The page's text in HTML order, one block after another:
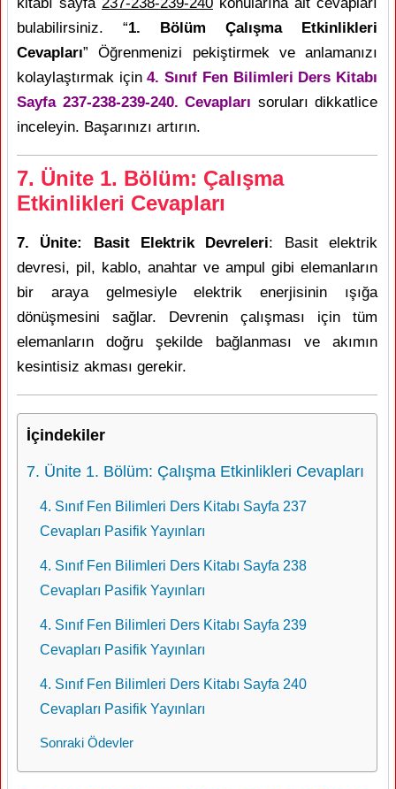
bulabilirsiniz. “1. Bölüm Çalışma Etkinlikleri
Cevapları” Öğrenmenizi pekiştirmek ve anlamanızı
kolaylaştırmak için4. Sınıf Fen Bilimleri Ders Kitabı
Sayfa 237-238-239-240. Cevapları soruları dikkatlice
inceleyin. Başarınızı artırın.
7. Ünite 1. Bölüm: Çalışma
Etkinlikleri Cevapları
7. Ünite: Basit Elektrik Devreleri: Basit elektrik
devresi, pil, kablo, anahtar ve ampul gibi elemanların
bir araya gelmesiyle elektrik enerjisinin ışığa
dönüşmesini sağlar. Devrenin çalışması için tüm
elemanların doğru şekilde bağlanması ve akımın
kesintisiz akması gerekir.
İçindekiler
7. Ünite 1. Bölüm: Çalışma Etkinlikleri Cevapları
4. Sınıf Fen Bilimleri Ders Kitabı Sayfa 237
Cevapları Pasifik Yayınları
4. Sınıf Fen Bilimleri Ders Kitabı Sayfa 238
Cevapları Pasifik Yayınları
4. Sınıf Fen Bilimleri Ders Kitabı Sayfa 239
Cevapları Pasifik Yayınları
4. Sınıf Fen Bilimleri Ders Kitabı Sayfa 240
Cevapları Pasifik Yayınları
Sonraki Ödevler